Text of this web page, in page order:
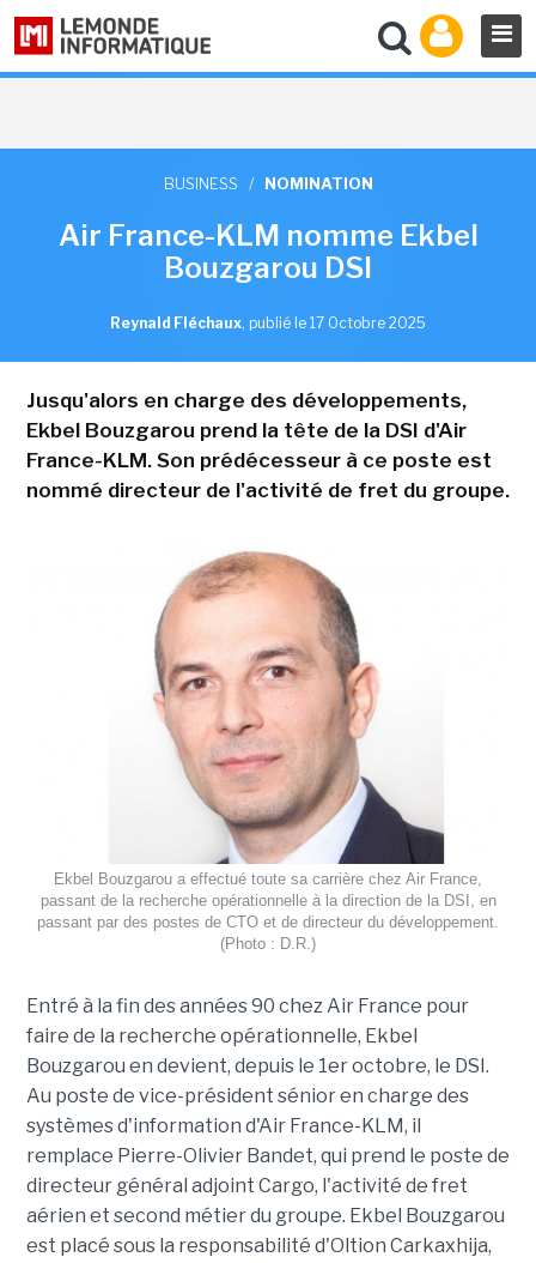
BUSINESS / NOMINATION
Air France-KLM nomme Ekbel
Bouzgarou DSI
Reynald Fléchaux, publié le 17 Octobre 2025
Jusqu'alors en charge des développements,
Ekbel Bouzgarou prend la tête de la DSI d'Air
France-KLM. Son prédécesseur à ce poste est
nommé directeur de l'activité de fret du groupe.
Ekbel Bouzgarou a effectué toute sa carrière chez Air France,
passant de la recherche opérationnelle à la direction de la DSI, en
passant par des postes de CTO et de directeur du développement.
(Photo : D.R.)
Entré à la fin des années 90 chez Air France pour
faire de la recherche opérationnelle, Ekbel
Bouzgarou en devient, depuis le 1er octobre, le DSI.
Au poste de vice-président sénior en charge des
systèmes d'information d'Air France-KLM, il
remplace Pierre-Olivier Bandet, qui prend le poste de
directeur général adjoint Cargo, l'activité de fret
aérien et second métier du groupe. Ekbel Bouzgarou
est placé sous la responsabilité d'Oltion Carkaxhija,